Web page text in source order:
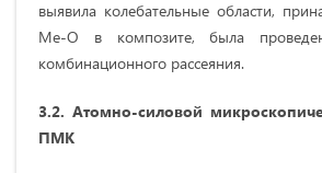
выявила колебательные области,
Me-O в композите, была
комбинационного рассеяния.
3.2. Атомно-силовой
ПМК